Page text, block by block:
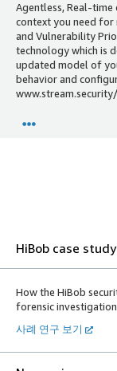
Agentless, Real-
context you need for
and Vulnerability
technology which is
updated model of
behavior and
HiBob case study
How the HiBob
forensic
사례 연구 보기